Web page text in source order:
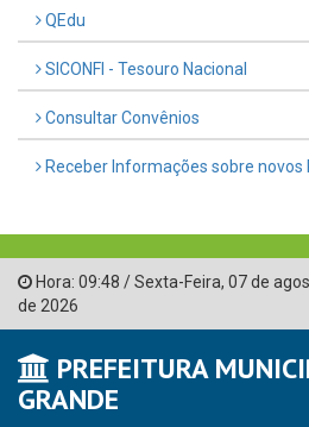
QEdu
SICONFI - Tesouro Nacional
Consultar Convênios
Receber Informações sobre novos
Hora: 09:48 /Sexta-Feira, 07 de
de 2026
PREFEITURA
GRANDE